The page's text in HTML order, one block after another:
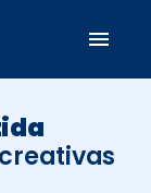
menu